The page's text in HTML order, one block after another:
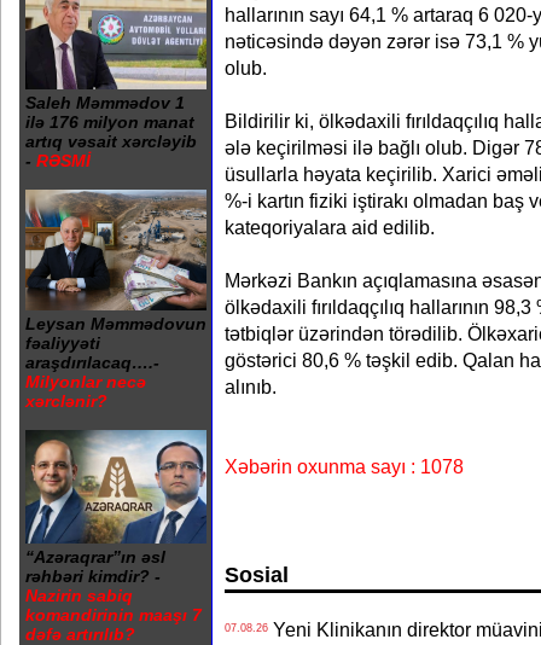
Saleh Məmmədov 1
ilə 176 milyon manat
artıq vəsait xərcləyib
- RƏSMİ
Leysan Məmmədovun
fəaliyyəti
araşdırılacaq….-
Milyonlar necə
xərclənir?
“Azəraqrar”ın əsl
rəhbəri kimdir? -
Nazirin sabiq
komandirinin maaşı 7
dəfə artırılıb?
hallarının sayı 64,1 % artaraq 6
nəticəsində dəyən zərər isə 73,1 %
olub.
Bildirilir ki, ölkədaxili fırıldaqçılıq
ələ keçirilməsi ilə bağlı olub. Digər
üsullarla həyata keçirilib. Xarici
%-i kartın fiziki iştirakı olmadan baş
kateqoriyalara aid edilib.
Mərkəzi Bankın açıqlamasına
ölkədaxili fırıldaqçılıq hallarının
tətbiqlər üzərindən törədilib.
göstərici 80,6 % təşkil edib. Qalan
alınıb.
Xəbərin oxunma sayı : 1078
Sosial
07.08.26Yeni Klinikanın direktor müavini